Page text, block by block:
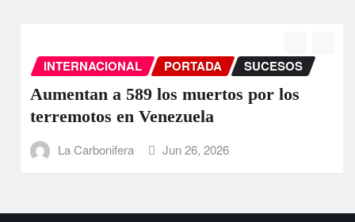
INTERNACIONAL PORTADA SUCESOS
Aumentan a 589 los muertos por los
terremotos en Venezuela
La Carbonifera Jun 26, 2026